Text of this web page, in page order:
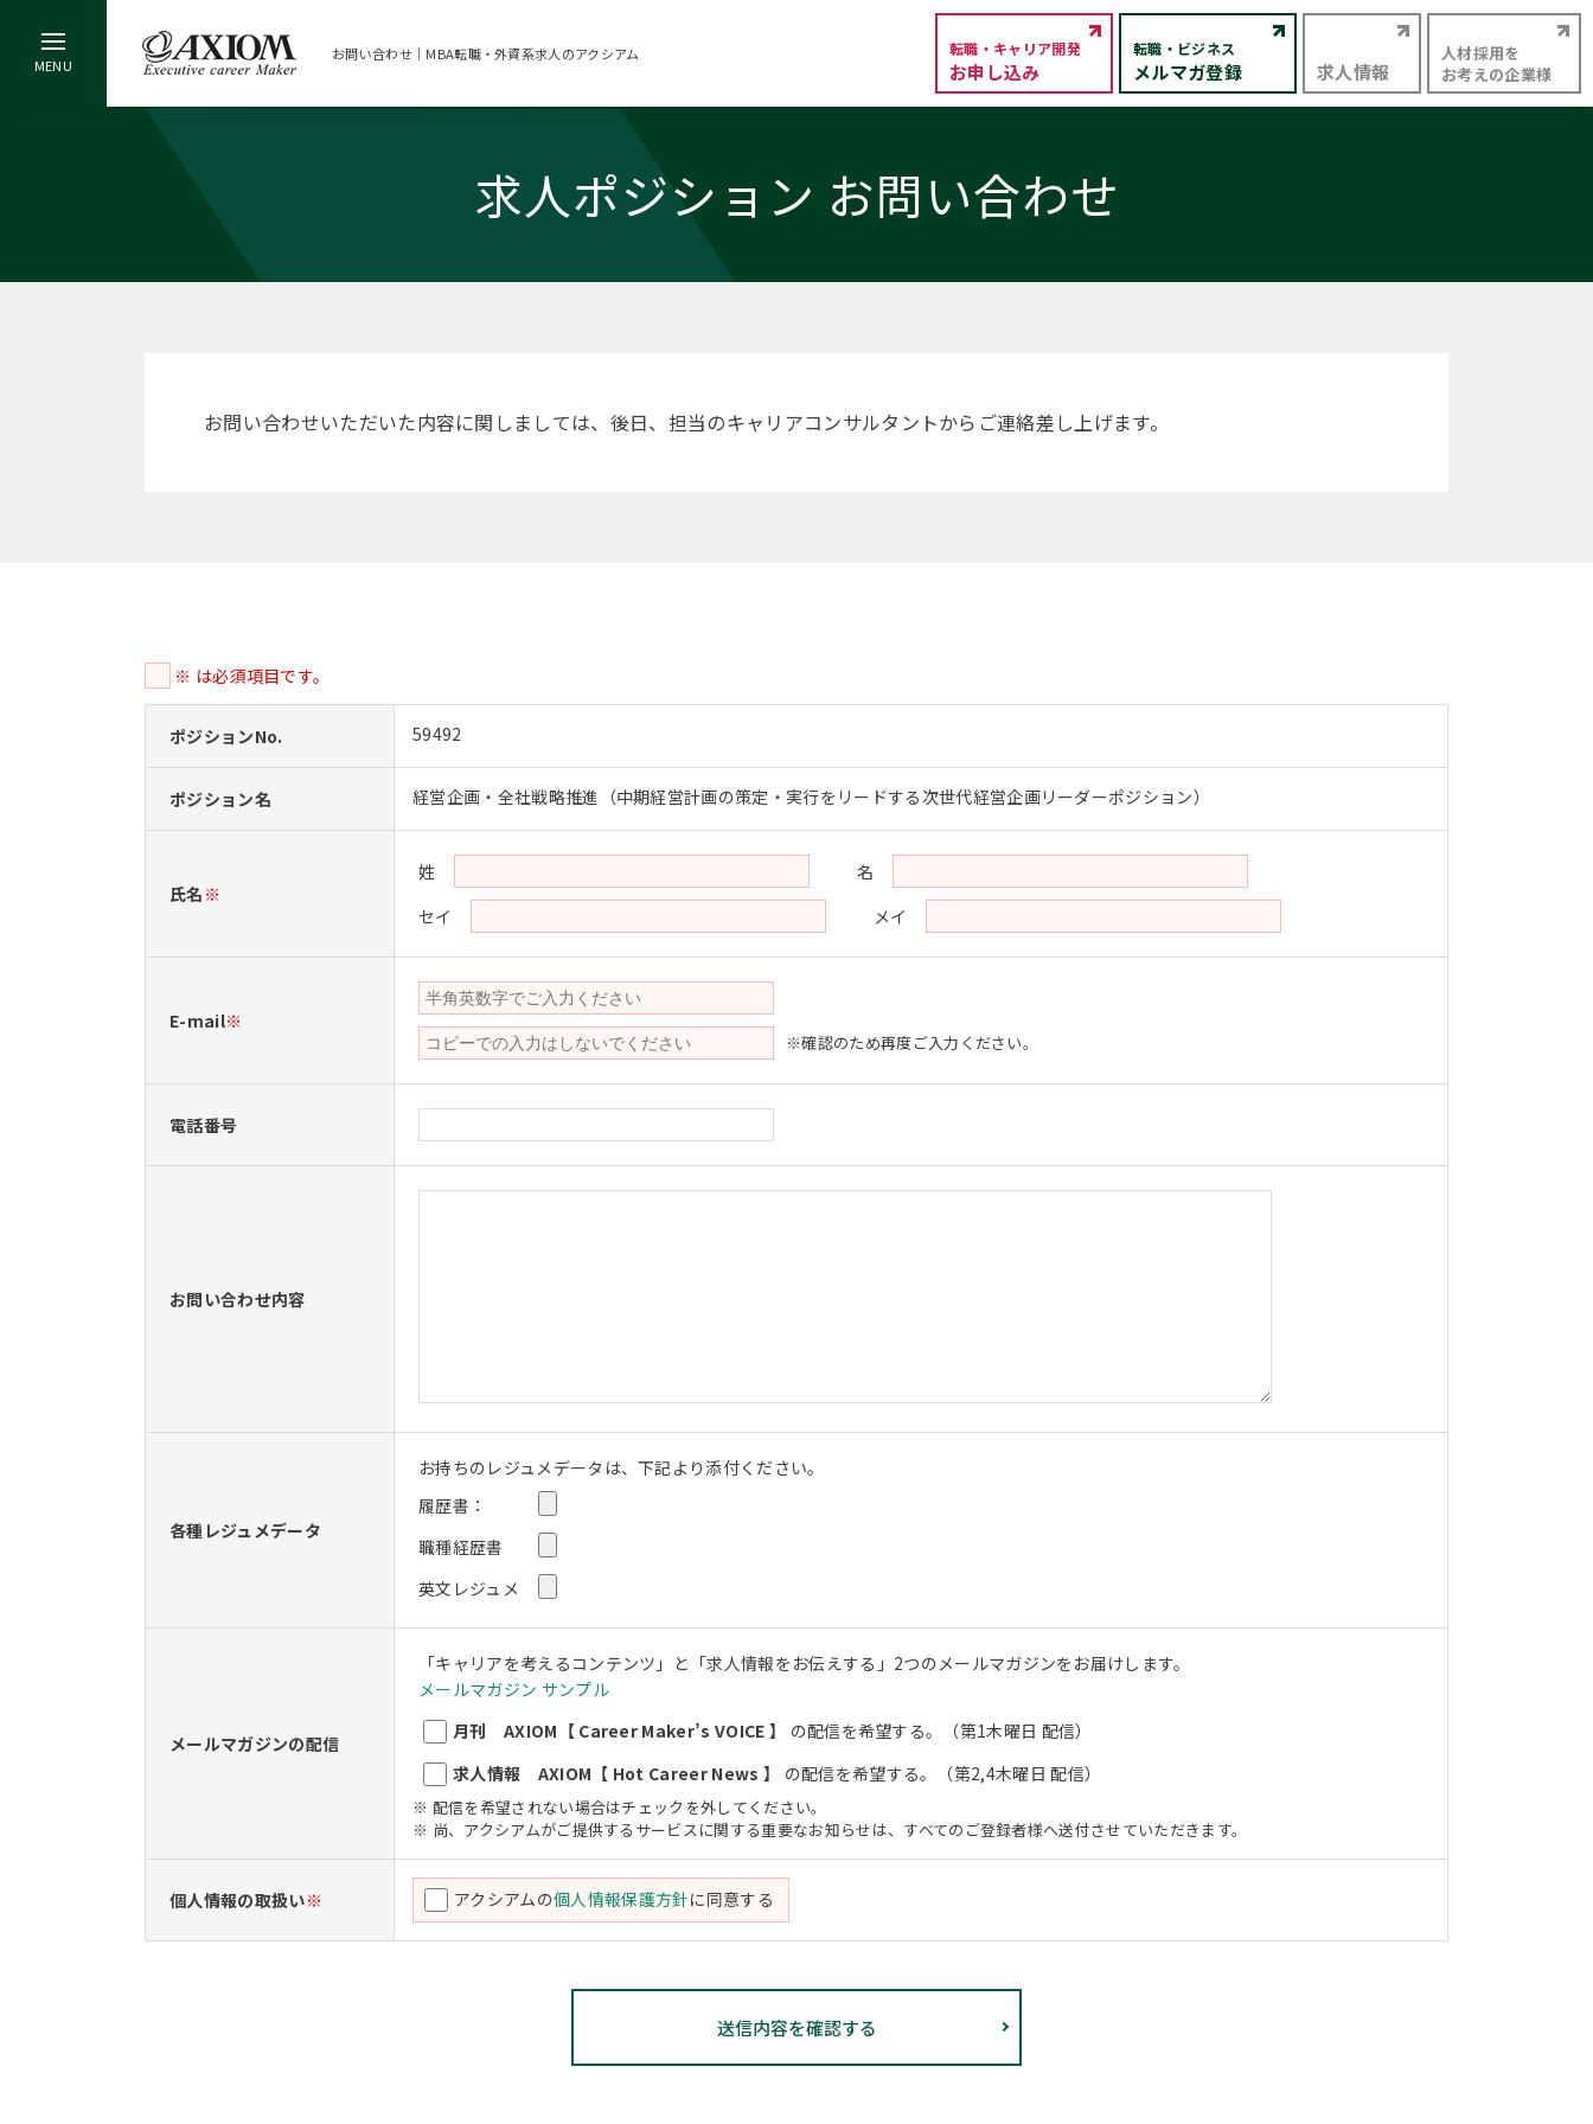
お問い合わせ｜MBA転職・外資系求人のアクシアム 転職・キャリア開発
お申し込み
転職・ビジネス
メルマガ登録 求人情報
人材採用を
お考えの企業様
求人ポジション お問い合わせ
お問い合わせいただいた内容に関しましては、後日、担当のキャリアコンサルタントからご連絡差し上げます。
※ は必須項目です。
ポジションNo. 59492
ポジション名 経営企画・全社戦略推進（中期経営計画の策定・実行をリードする次世代経営企画リーダーポジション）
氏名 ※
姓
名
セイ
メイ
E-mail※
※確認のため再度ご入力ください。
電話番号
お問い合わせ内容
各種レジュメデータ
お持ちのレジュメデータは、下記より添付ください。
履歴書：
職種経歴書
英文レジュメ
メールマガジンの配信
「キャリアを考えるコンテンツ」と「求人情報をお伝えする」2つのメールマガジンをお届けします。
メールマガジン サンプル
月刊 AXIOM【 Career Maker’s VOICE 】
の配信を希望する。（第1木曜日 配信）
求人情報 AXIOM【 Hot Career News 】
の配信を希望する。（第2,4木曜日 配信）
※ 配信を希望されない場合はチェックを外してください。
※ 尚、アクシアムがご提供するサービスに関する重要なお知らせは、すべてのご登録者様へ送付させていただきます。
個人情報の取扱い※ アクシアムの個人情報保護方針に同意する